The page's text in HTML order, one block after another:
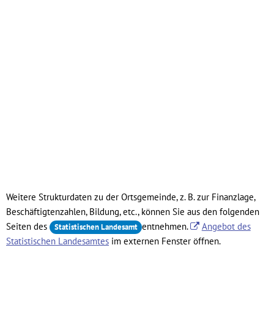
Weitere Strukturdaten zu der Ortsgemeinde, z. B. zur Finanzlage,
Beschäftigtenzahlen, Bildung, etc., können Sie aus den folgenden
Seiten des
Statistischen Landesamt entnehmen.
Angebot des
Statistischen Landesamtes im externen Fenster öffnen.